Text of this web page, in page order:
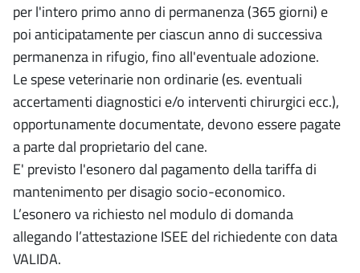
per l'intero primo anno di permanenza (365 giorni) e
poi anticipatamente per ciascun anno di successiva
permanenza in rifugio, fino all'eventuale adozione.
Le spese veterinarie non ordinarie (es. eventuali
accertamenti diagnostici e/o interventi chirurgici ecc.),
opportunamente documentate, devono essere pagate
a parte dal proprietario del cane.
E' previsto l'esonero dal pagamento della tariffa di
mantenimento per disagio socio-economico.
L’esonero va richiesto nel modulo di domanda
allegando l’attestazione ISEE del richiedente con data
VALIDA.